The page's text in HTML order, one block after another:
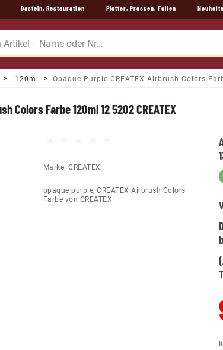
Basteln, Restauration Plotter, Pressen, Folien
120ml Opaque Purple CREATEX Airbrush Colors
Colors Farbe 120ml 12 5202 CREATEX
Marke:CREATEX
opaque purple, CREATEX Airbrush Colors
Farbe von CREATEX